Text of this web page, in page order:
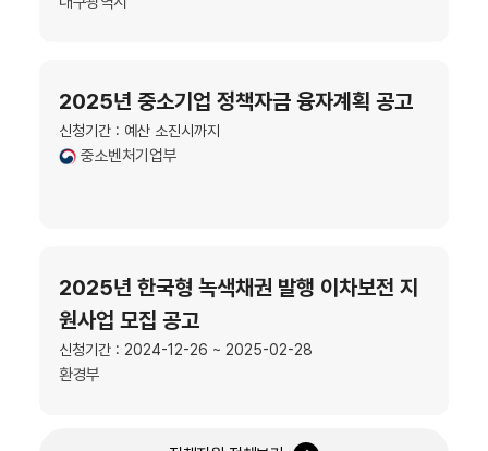
2025년 중소기업 정책자금 융자계획 공고
신청기간 : 예산 소진시까지
중소벤처기업부
2025년 한국형 녹색채권 발행 이차보전 지
원사업 모집 공고
신청기간 : 2024-12-26 ~ 2025-02-28
환경부